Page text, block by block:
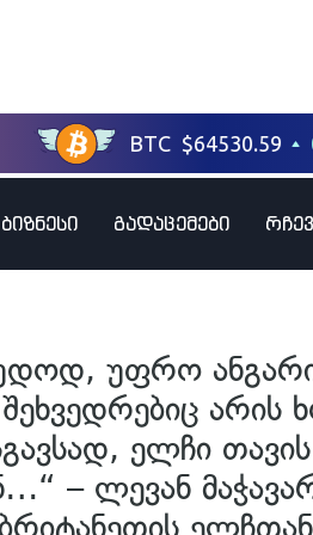
ბიზნესი გადაცემები
უფრო
არის
ელჩი
– ლევან